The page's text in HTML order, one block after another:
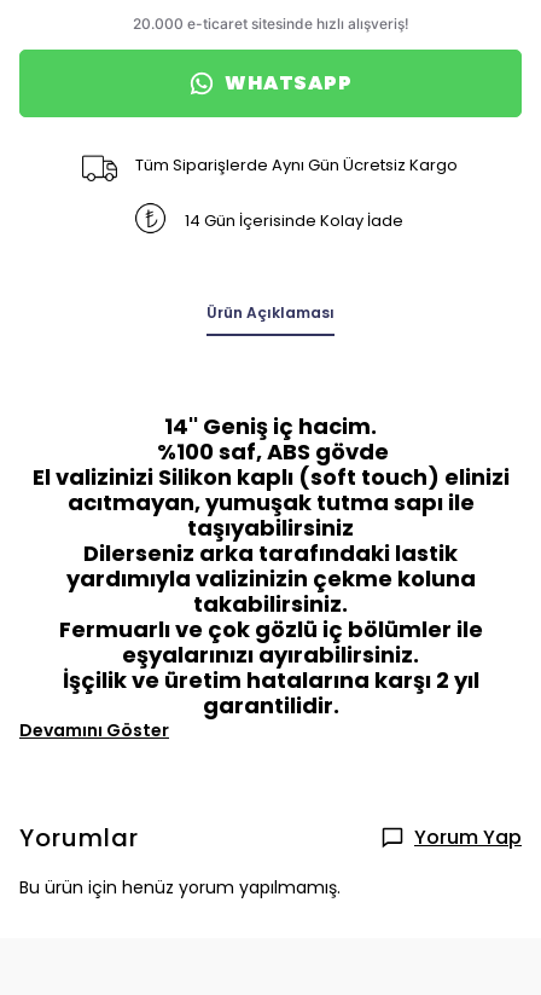
WHATSAPP
Tüm Siparişlerde Aynı Gün Ücretsiz Kargo
14 Gün İçerisinde Kolay İade
Ürün Açıklaması
14'' Geniş iç hacim.
%100 saf, ABS gövde
El valizinizi Silikon kaplı (soft touch) elinizi
acıtmayan, yumuşak tutma sapı ile
taşıyabilirsiniz
Dilerseniz arka tarafındaki lastik
yardımıyla valizinizin çekme koluna
takabilirsiniz.
Fermuarlı ve çok gözlü iç bölümler ile
eşyalarınızı ayırabilirsiniz.
İşçilik ve üretim hatalarına karşı 2 yıl
garantilidir.
Devamını Göster
Yorumlar Yorum Yap
Bu ürün için henüz yorum yapılmamış.